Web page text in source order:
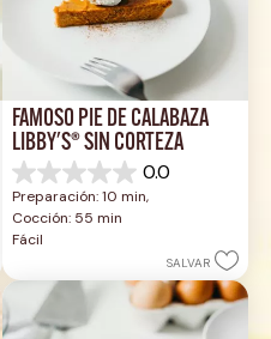
FAMOSO PIE DE CALABAZA
LIBBY'S® SIN CORTEZA
0.0
0.0
de
5
estrellas.
Preparación: 10 min,
Cocción: 55 min
Fácil
SALVAR